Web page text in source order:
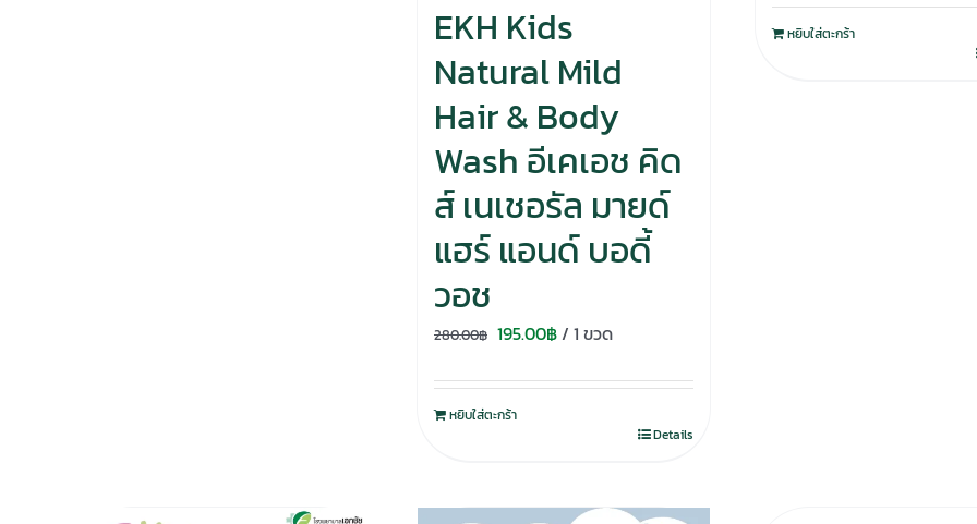
EKH Kids
Natural Mild
Hair & Body
Wash อีเคเอช คิด
ส์ เนเชอรัล มายด์
แฮร์ แอนด์ บอดี้
วอช
280.00฿ Original
was:
280.00฿.
195.00฿Current
is:
/ 1 ขวด
หยิบใส่ตะกร้า
Details
หยิบใส่ตะกร้า